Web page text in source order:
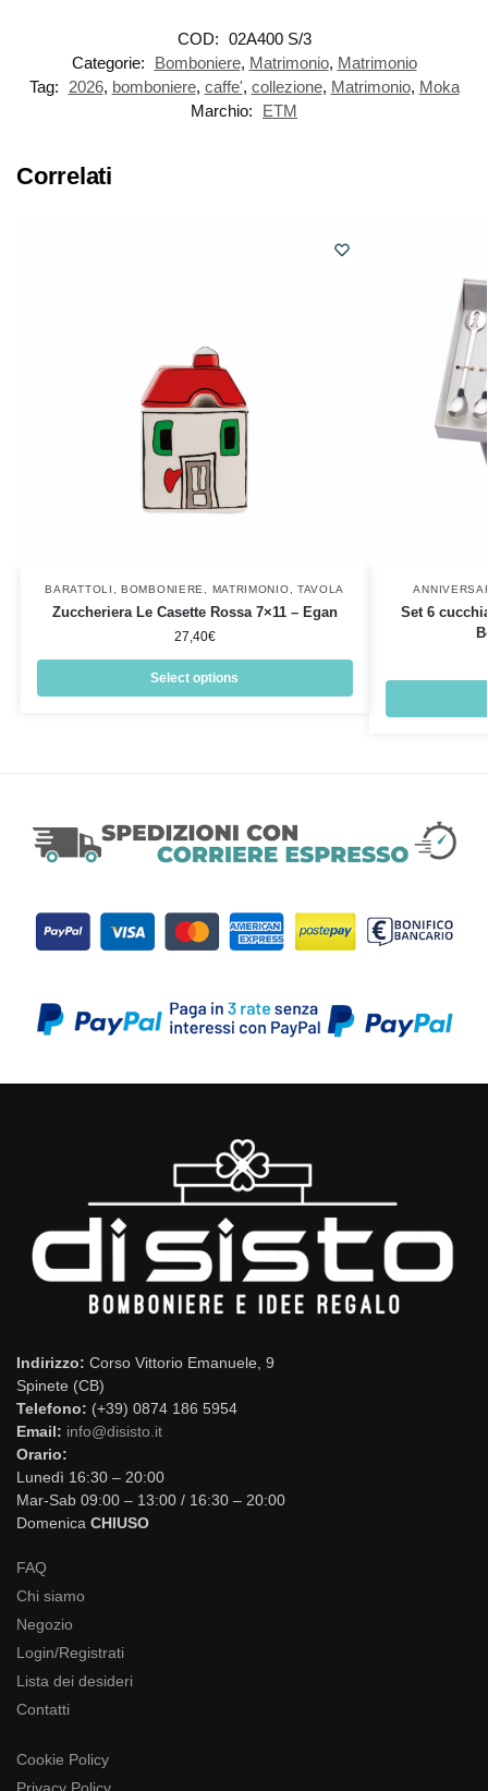
COD: 02A400 S/3
Categorie:
Bomboniere, Matrimonio, Matrimonio
Tag: 2026, bomboniere, caffe', collezione, Matrimonio, Moka
Marchio:
ETM
Correlati
BARATTOLI , BOMBONIERE, MATRIMONIO, TAVOLA
Zuccheriera Le Casette Rossa 7×11 – Egan
27,40€
Select options
Set 6
Indirizzo: Corso Vittorio Emanuele, 9
Spinete (CB)
Telefono: (+39) 0874 186 5954
Email: info@disisto.it
Orario:
Lunedì 16:30 – 20:00
Mar-Sab 09:00 – 13:00 / 16:30 – 20:00
Domenica CHIUSO
FAQ
Chi siamo
Negozio
Login/Registrati
Lista dei desideri
Contatti
Cookie Policy